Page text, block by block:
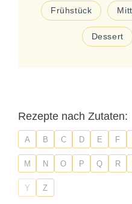
Frühstück
Dessert
Rezepte nach Zutaten:
A B C D E F
M N O P Q R
Y Z